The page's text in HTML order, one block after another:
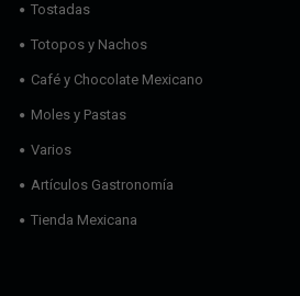
Tostadas
Totopos y Nachos
Café y Chocolate Mexicano
Moles y Pastas
Varios
Artículos Gastronomía
Tienda Mexicana